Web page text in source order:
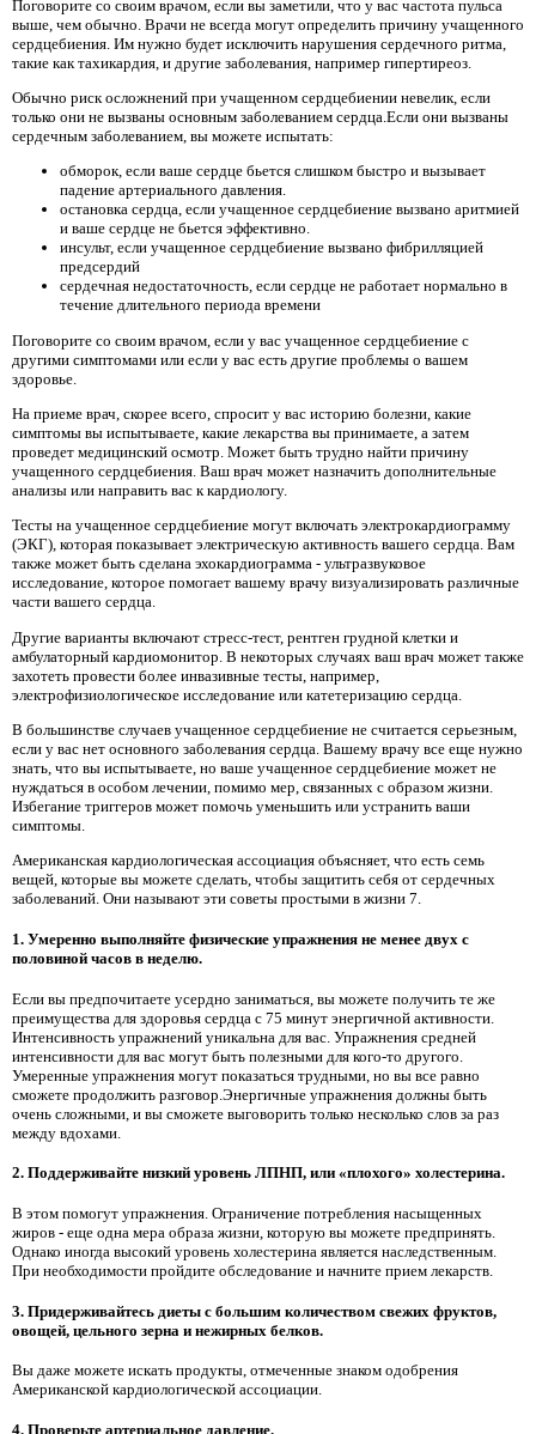
Поговорите со своим врачом, если вы заметили, что у вас частота пульса
выше, чем обычно. Врачи не всегда могут определить причину учащенного
сердцебиения. Им нужно будет исключить нарушения сердечного ритма,
такие как тахикардия, и другие заболевания, например гипертиреоз.
Обычно риск осложнений при учащенном сердцебиении невелик, если
только они не вызваны основным заболеванием сердца.Если они вызваны
сердечным заболеванием, вы можете испытать:
обморок, если ваше сердце бьется слишком быстро и вызывает
падение артериального давления.
остановка сердца, если учащенное сердцебиение вызвано аритмией
и ваше сердце не бьется эффективно.
инсульт, если учащенное сердцебиение вызвано фибрилляцией
предсердий
сердечная недостаточность, если сердце не работает нормально в
течение длительного периода времени
Поговорите со своим врачом, если у вас учащенное сердцебиение с
другими симптомами или если у вас есть другие проблемы о вашем
здоровье.
На приеме врач, скорее всего, спросит у вас историю болезни, какие
симптомы вы испытываете, какие лекарства вы принимаете, а затем
проведет медицинский осмотр. Может быть трудно найти причину
учащенного сердцебиения. Ваш врач может назначить дополнительные
анализы или направить вас к кардиологу.
Тесты на учащенное сердцебиение могут включать электрокардиограмму
(ЭКГ), которая показывает электрическую активность вашего сердца. Вам
также может быть сделана эхокардиограмма - ультразвуковое
исследование, которое помогает вашему врачу визуализировать различные
части вашего сердца.
Другие варианты включают стресс-тест, рентген грудной клетки и
амбулаторный кардиомонитор. В некоторых случаях ваш врач может также
захотеть провести более инвазивные тесты, например,
электрофизиологическое исследование или катетеризацию сердца.
В большинстве случаев учащенное сердцебиение не считается серьезным,
если у вас нет основного заболевания сердца. Вашему врачу все еще нужно
знать, что вы испытываете, но ваше учащенное сердцебиение может не
нуждаться в особом лечении, помимо мер, связанных с образом жизни.
Избегание триггеров может помочь уменьшить или устранить ваши
симптомы.
Американская кардиологическая ассоциация объясняет, что есть семь
вещей, которые вы можете сделать, чтобы защитить себя от сердечных
заболеваний. Они называют эти советы простыми в жизни 7.
1. Умеренно выполняйте физические упражнения не менее двух с
половиной часов в неделю.
Если вы предпочитаете усердно заниматься, вы можете получить те же
преимущества для здоровья сердца с 75 минут энергичной активности.
Интенсивность упражнений уникальна для вас. Упражнения средней
интенсивности для вас могут быть полезными для кого-то другого.
Умеренные упражнения могут показаться трудными, но вы все равно
сможете продолжить разговор.Энергичные упражнения должны быть
очень сложными, и вы сможете выговорить только несколько слов за раз
между вдохами.
2. Поддерживайте низкий уровень ЛПНП, или «плохого» холестерина.
В этом помогут упражнения. Ограничение потребления насыщенных
жиров - еще одна мера образа жизни, которую вы можете предпринять.
Однако иногда высокий уровень холестерина является наследственным.
При необходимости пройдите обследование и начните прием лекарств.
3. Придерживайтесь диеты с большим количеством свежих фруктов,
овощей, цельного зерна и нежирных белков.
Вы даже можете искать продукты, отмеченные знаком одобрения
Американской кардиологической ассоциации.
4. Проверьте артериальное давление.